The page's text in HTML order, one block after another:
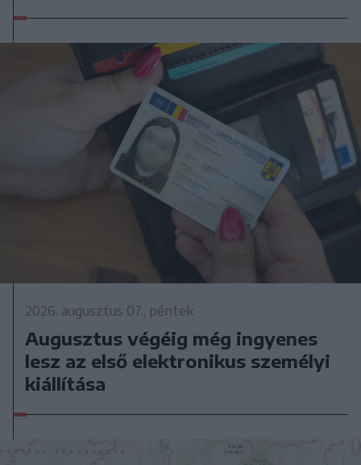
2026. augusztus 07., péntek
Augusztus végéig még ingyenes
lesz az első elektronikus személyi
kiállítása